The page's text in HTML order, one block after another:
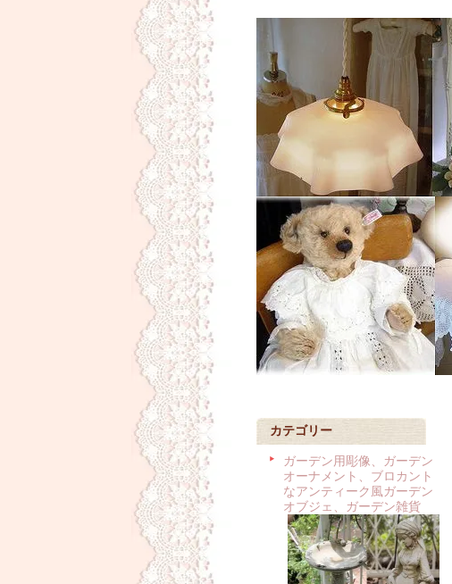
カテゴリー
ガーデン用彫像、ガーデン
オーナメント、ブロカント
なアンティーク風ガーデン
オブジェ、ガーデン雑貨